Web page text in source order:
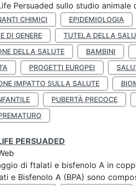
Persuaded sullo studio
CHIMICI EPIDEMIOLOGIA
DI GENERE
TUTELA DELLA
DELLA SALUTE
BAMBINI
PROGETTI EUROPEI
IMPATTO SULLA SALUTE
PUBERTÀ PRECOCE
PERSUADED
di ftalati e bisfenolo A in
e Bisfenolo A (BPA) sono